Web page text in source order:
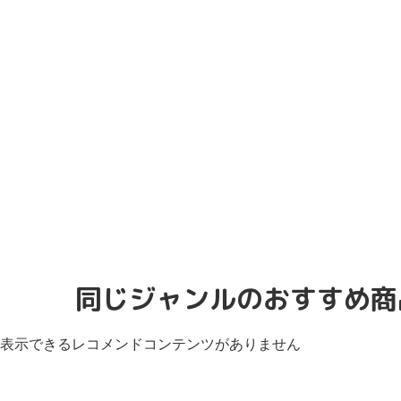
同じジャンルのおすすめ
表示できるレコメンドコンテンツがありません